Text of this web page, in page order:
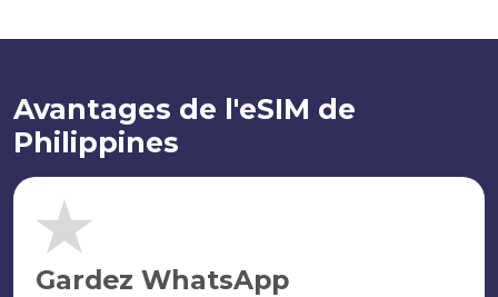
Avantages de l'eSIM de
Philippines
Gardez WhatsApp